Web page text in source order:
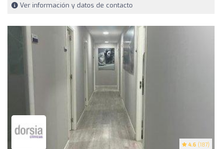
Ver información y datos de contacto
4.6 (187)